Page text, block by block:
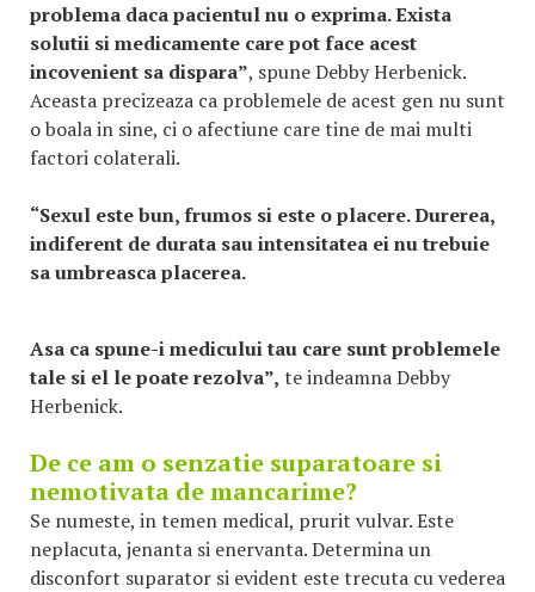
problema daca pacientul nu o exprima. Exista
solutii si medicamente care pot face acest
incovenient sa dispara”, spune Debby Herbenick.
Aceasta precizeaza ca problemele de acest gen nu sunt
o boala in sine, ci o afectiune care tine de mai multi
factori colaterali.
“Sexul este bun, frumos si este o placere. Durerea,
indiferent de durata sau intensitatea ei nu trebuie
sa umbreasca placerea.
Asa ca spune-i medicului tau care sunt problemele
tale si el le poate rezolva”, te indeamna Debby
Herbenick.
De ce am o senzatie suparatoare si
nemotivata de mancarime?
Se numeste, in temen medical, prurit vulvar. Este
neplacuta, jenanta si enervanta. Determina un
disconfort suparator si evident este trecuta cu vederea